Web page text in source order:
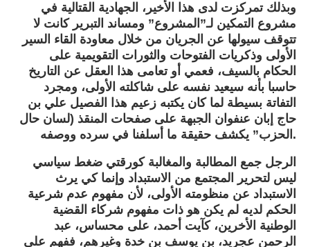
وبذلك تمركزت لدى هذا الأخير، الجهادية القتالية في
مشروع التمكين لـ”المشروع” ومساند التبرير كانت لا
تتوقف سيولها عن الجريان من خلال معاودة القاء السير
الأولى وذكريات الفتوحات والثورات التقويمية على
الحكام بالسيف، فعمي أو تعامى هذا العقل عن التاريخ
حاسبا بأنه سيعيد نفسه على شاكلته الأولى، ومجرد
التفاتة بسيطة لما كان يكتبه زعيم هذا الفصيل علي بن
حاج إبان عنفوان الجبهة على صفحات المنقذ (لسان حال
الحزب” يكشف حقيقة ما أسلفنا في سرده ووصفه.
الرجل جمع المطالبة والمغالبة كورقتي ضغط سياسي
ليس لتحرير المجتمع من الاستبداد وإنما كي يرث
الاستبداد عن منظومته الأولى، لأن مفهوم عدم شرعية
الحكم لديه لم يكن هو ذات مفهوم شركاء القضية
الوطنية الأخرين، كآيت أحمد، على محساس، عبد
الرحمن عجريد، بن يوسف بن خدة وغيرهم، ففهم على